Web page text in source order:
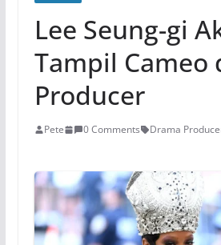
Lee Seung-gi
Tampil Cameo
Producer
Pete 0 Comments Drama